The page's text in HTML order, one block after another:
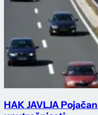
HAK JAVLJA